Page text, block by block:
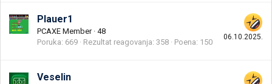
06.10.2025.
Plauer1
PCAXE Member · 48
Poruka 669 Rezultat reagovanja 358 Poena 150
Veselin